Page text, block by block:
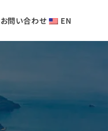
お問い合わせ EN